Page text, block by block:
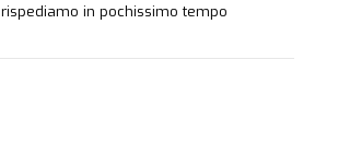
rispediamo in pochissimo tempo